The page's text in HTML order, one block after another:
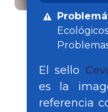
Ecológicos
El sello
es la
referencia